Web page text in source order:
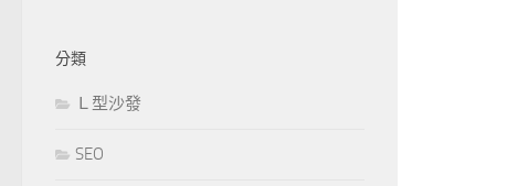
分類
Ｌ型沙發
SEO